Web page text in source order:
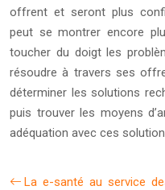
offrent et seront plus
peut se montrer encore
toucher du doigt les
résoudre à travers ses
déterminer les solutions
puis trouver les moyens
adéquation avec ces
La e-santé au service